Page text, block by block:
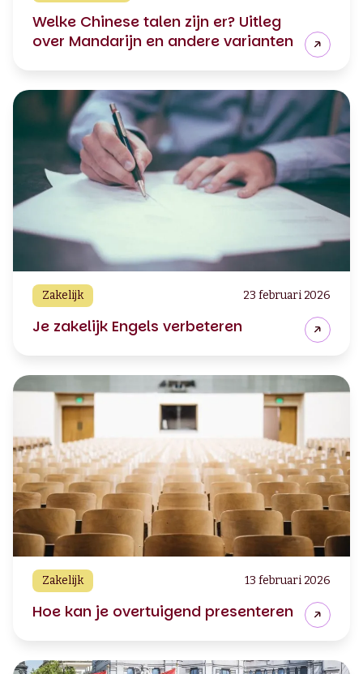
Welke Chinese talen zijn er? Uitleg
over Mandarijn en andere varianten
Zakelijk 23 februari 2026
Je zakelijk Engels verbeteren
Zakelijk 13 februari 2026
Hoe kan je overtuigend presenteren